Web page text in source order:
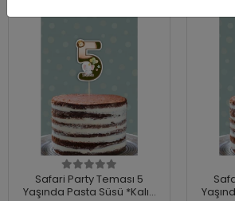
Safari Party Teması 5
Yaşında Pasta Süsü *Kalın